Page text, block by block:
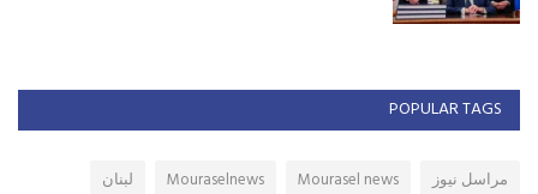
POPULAR TAGS
مراسل نيوز Mourasel news
Mouraselnews
لبنان